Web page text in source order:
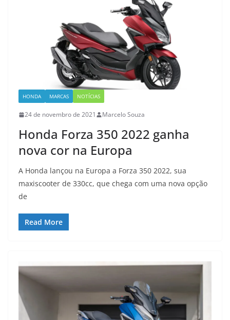
HONDA MARCAS NOTÍCIAS
24 de novembro de 2021 Marcelo Souza
Honda Forza 350 2022 ganha
nova cor na Europa
A Honda lançou na Europa a Forza 350 2022, sua
maxiscooter de 330cc, que chega com uma nova opção
de
Read More